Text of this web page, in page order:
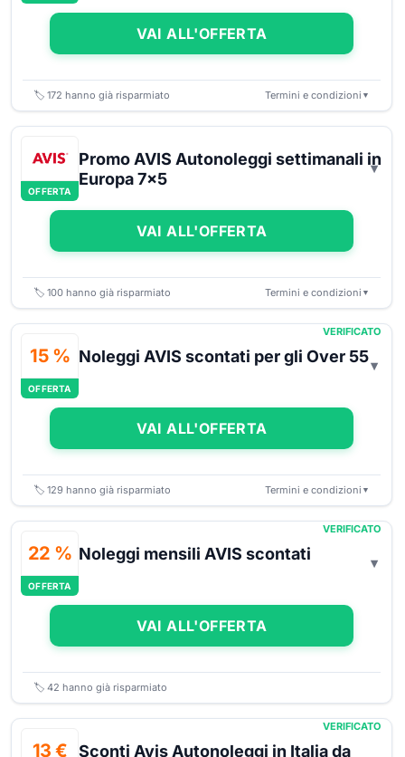
VAI ALL'OFFERTA
🏷️ 172 hanno già risparmiato Termini e condizioni ▼
OFFERTA
Promo AVIS Autonoleggi settimanali in
Europa 7x5
VAI ALL'OFFERTA
🏷️ 100 hanno già risparmiato Termini e condizioni ▼
15 %
OFFERTA
VERIFICATO
Noleggi AVIS scontati per gli Over 55
VAI ALL'OFFERTA
🏷️ 129 hanno già risparmiato Termini e condizioni ▼
22 %
OFFERTA
VERIFICATO
Noleggi mensili AVIS scontati
VAI ALL'OFFERTA
🏷️ 42 hanno già risparmiato
13 €
VERIFICATO
Sconti Avis Autonoleggi in Italia da